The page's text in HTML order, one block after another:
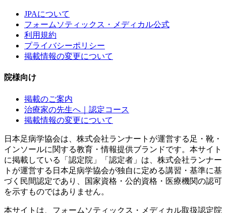
JPAについて
フォームソティックス・メディカル公式
利用規約
プライバシーポリシー
掲載情報の変更について
院様向け
掲載のご案内
治療家の先生へ｜認定コース
掲載情報の変更について
日本足病学協会は、株式会社ランナートが運営する足・靴・
インソールに関する教育・情報提供ブランドです。本サイト
に掲載している「認定院」「認定者」は、株式会社ランナー
トが運営する日本足病学協会が独自に定める講習・基準に基
づく民間認定であり、国家資格・公的資格・医療機関の認可
を示すものではありません。
本サイトは、フォームソティックス・メディカル取扱認定院